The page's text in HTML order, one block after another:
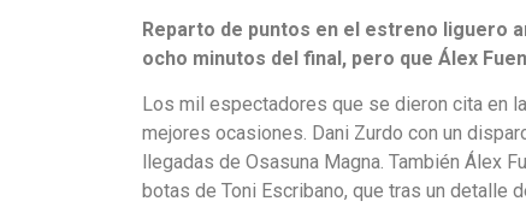
Reparto de puntos en el estreno liguero
ocho minutos del final, pero que Álex
Los mil espectadores que se dieron cita en
mejores ocasiones. Dani Zurdo con un
llegadas de Osasuna Magna. También Álex
botas de Toni Escribano, que tras un detalle